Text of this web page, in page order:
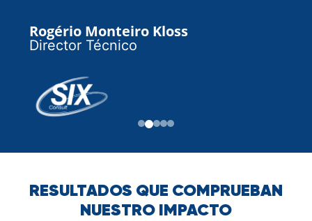
Rogério Monteiro Kloss
Director Técnico
RESULTADOS QUE COMPRUEBAN
NUESTRO IMPACTO